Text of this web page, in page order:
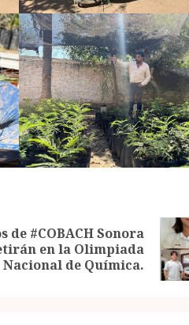
de #COBACH Sonora
en la Olimpiada
Nacional de Química.